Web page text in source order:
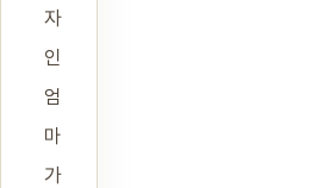
자
인
엄
마
가